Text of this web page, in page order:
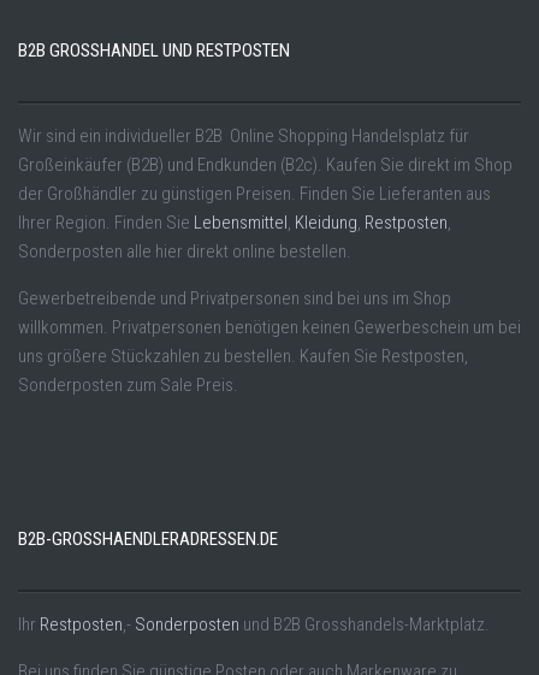
B2B GROSSHANDEL UND RESTPOSTEN
Wir sind ein individueller B2B Online Shopping Handelsplatz für
Großeinkäufer (B2B) und Endkunden (B2c). Kaufen Sie direkt im Shop
der Großhändler zu günstigen Preisen. Finden Sie Lieferanten aus
Ihrer Region. Finden Sie Lebensmittel , Kleidung, Restposten,
Sonderposten alle hier direkt online bestellen.
Gewerbetreibende und Privatpersonen sind bei uns im Shop
willkommen. Privatpersonen benötigen keinen Gewerbeschein um bei
uns größere Stückzahlen zu bestellen. Kaufen Sie Restposten,
Sonderposten zum Sale Preis.
B2B-GROSSHAENDLERADRESSEN.DE
Ihr Restposten,- Sonderposten und B2B Grosshandels-Marktplatz.